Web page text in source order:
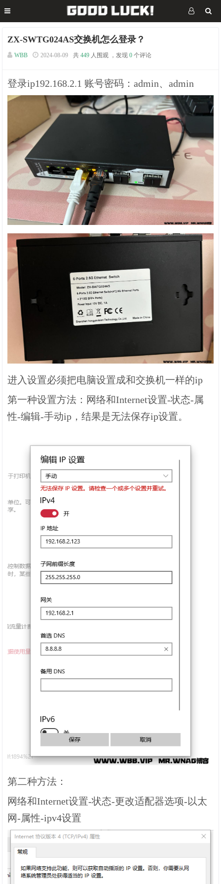
ZX-SWTG024AS交换机怎么登录？
WBB 2024-08-09 共 449 人围观 ，发现 0 个评论
登录ip192.168.2.1 账号密码：admin、admin
进入设置必须把电脑设置成和交换机一样的ip
第一种设置方法：网络和Internet设置-状态-属
性-编辑-手动ip，结果是无法保存ip设置。
第二种方法：
网络和Internet设置-状态-更改适配器选项-以太
网-属性-ipv4设置